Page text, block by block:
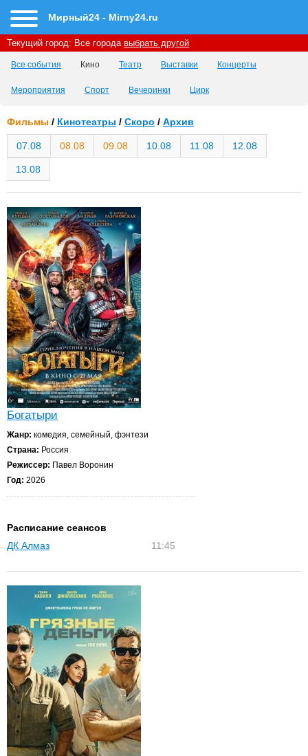
Мирный24 - Mirny24.ru
Текущий город: Все города выбрать другой
Все события Кино Театр Выставки Концерты
Мероприятия Спорт Вечеринки Цирк
Фильмы / Кинотеатры / Скоро / Архив
07.08 08.08 09.08 10.08 11.08 12.08
13.08
Богатыри
Жанр: комедия, семейный, фэнтези
Страна: Россия
Режиссер: Павел Воронин
Год: 2026
Расписание сеансов
ДК Алмаз
11:45